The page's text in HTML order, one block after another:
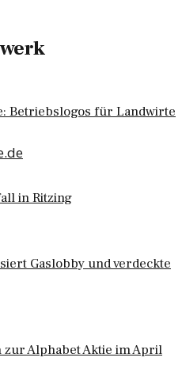
Betriebslogos für Landwirte
in Ritzing
Gaslobby und verdeckte
Alphabet Aktie im April